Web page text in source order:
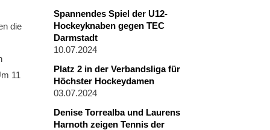
die
11
Spannendes Spiel der U12-
Hockeyknaben gegen TEC
Darmstadt
10.07.2024
Platz 2 in der Verbandsliga für
Höchster Hockeydamen
03.07.2024
Denise Torrealba und Laurens
Harnoth zeigen Tennis der